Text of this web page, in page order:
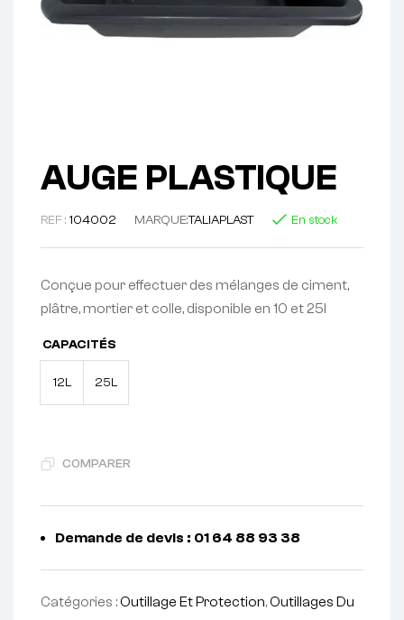
AUGE PLASTIQUE
REF : 104002 MARQUE:TALIAPLAST En stock
Conçue pour effectuer des mélanges de ciment,
plâtre, mortier et colle, disponible en 10 et 25l
CAPACITÉS
12L 25L
COMPARER
Demande de devis : 01 64 88 93 38
Catégories :Outillage Et Protection,Outillages Du